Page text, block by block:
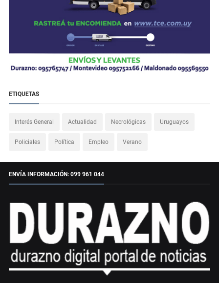
ETIQUETAS
Interés General Actualidad Necrológicas Uruguayos
Policiales Política Empleo Verano
ENVÍA INFORMACIÓN: 099 961 044